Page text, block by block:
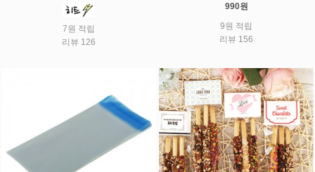
7원 적립
리뷰 126
990원
9원 적립
리뷰 156